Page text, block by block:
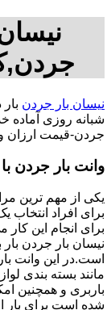
نیسان بار جردن
شبانه روزی آماده
جردن-قیمت ارزان
وانت بار جردن
یکی از مهم ترین
برای افراد
برای انجام این
نیسان بار جردن
است.در این وانت
مانند بسته بندی
باربری و همچنین